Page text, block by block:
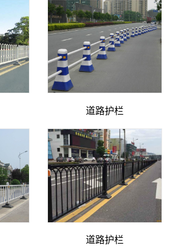
道路护栏
道路护栏